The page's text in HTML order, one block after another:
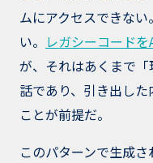
ムにアクセスできな
い。 レガシーコード
が、それはあくまで
話であり、引き出し
ことが前提だ。
このパターンで生成